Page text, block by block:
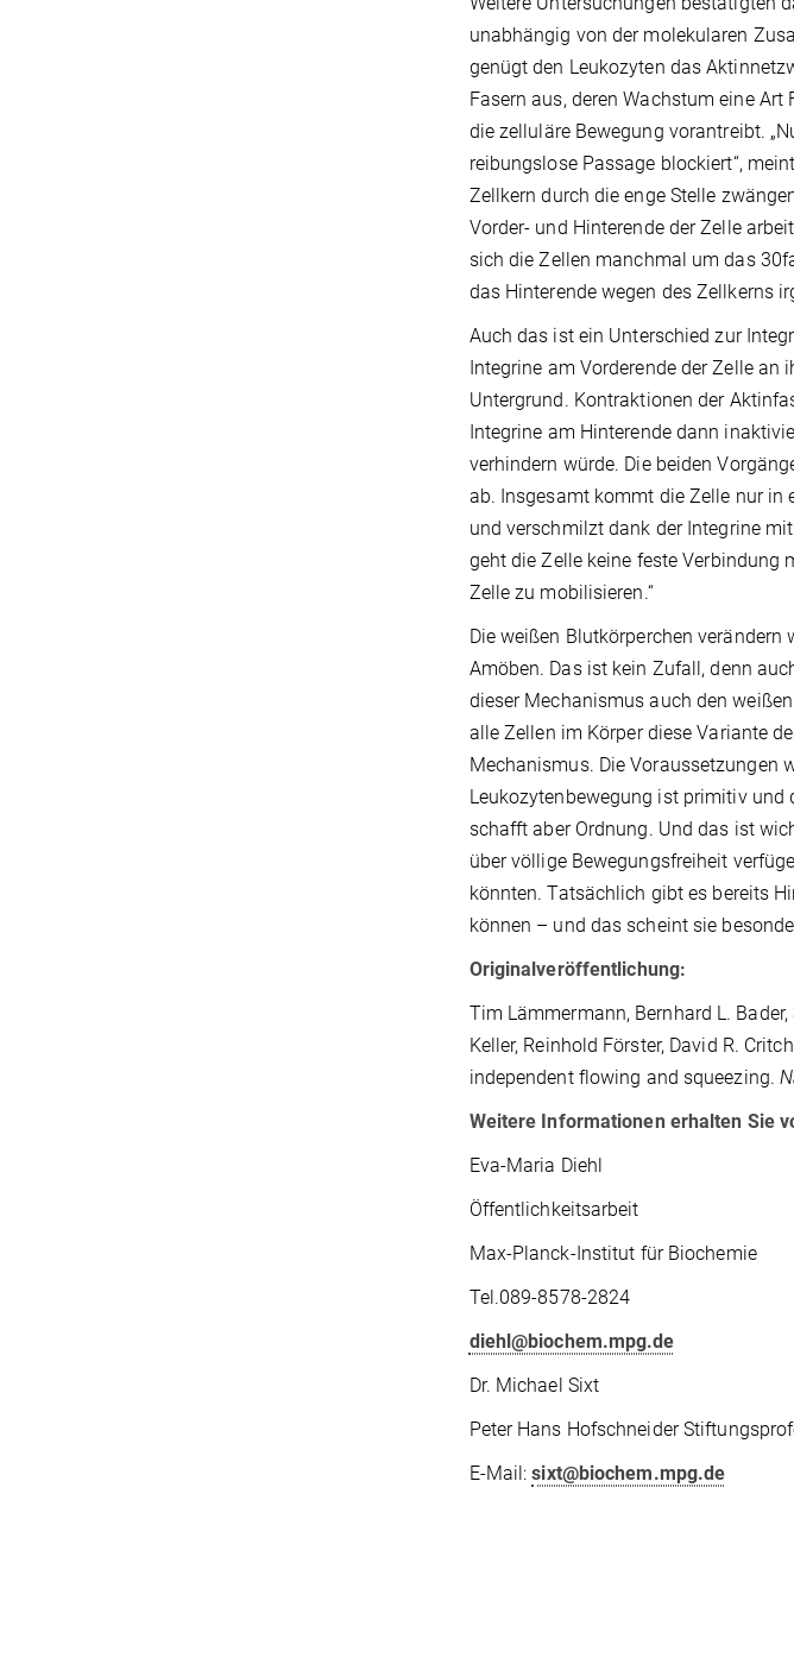
unabhängig von der molekularen
genügt den Leukozyten das
Fasern aus, deren Wachstum eine
die zelluläre Bewegung vorantreibt.
reibungslose Passage blockiert“,
Zellkern durch die enge Stelle
Vorder- und Hinterende der Zelle
sich die Zellen manchmal um das
das Hinterende wegen des Zellkerns
Auch das ist ein Unterschied zur
Integrine am Vorderende der Zelle
Untergrund. Kontraktionen der
Integrine am Hinterende dann
verhindern würde. Die beiden
ab. Insgesamt kommt die Zelle nur in
und verschmilzt dank der Integrine
geht die Zelle keine feste Verbindung
Zelle zu mobilisieren.“
Die weißen Blutkörperchen
Amöben. Das ist kein Zufall, denn
dieser Mechanismus auch den
alle Zellen im Körper diese Variante
Mechanismus. Die Voraussetzungen
Leukozytenbewegung ist primitiv und
schafft aber Ordnung. Und das ist
über völlige Bewegungsfreiheit
könnten. Tatsächlich gibt es bereits
können – und das scheint sie
Originalveröffentlichung:
Tim Lämmermann, Bernhard L.
Keller, Reinhold Förster, David R.
independent flowing and squeezing.
Weitere Informationen erhalten Sie
Eva-Maria Diehl
Öffentlichkeitsarbeit
Max-Planck-Institut für Biochemie
Tel.089-8578-2824
diehl@biochem.mpg.de
Dr. Michael Sixt
Peter Hans Hofschneider
E-Mail:sixt@biochem.mpg.de